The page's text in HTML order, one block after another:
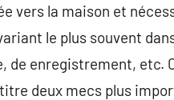
vers la maison et
le plus souvent
de enregistrement,
deux mecs plus